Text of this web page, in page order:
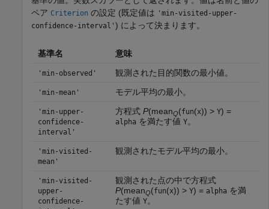
ペア Criterion の設定 (既定値は 'min-visited-upper-
confidence-interval' ) によって決まります。
基準名 意味
'min-observed' 観測された目的関数の最小値。
'min-mean' モデル平均の最小。
'min-upper-
confidence-
interval'
方程式 P(meanQ(fun(x)) > Y) =
alpha を満たす値 Y。
'min-visited-
mean'
観測されたモデル平均の最小。
'min-visited-
upper-
confidence-
観測された点の中で方程式
P(meanQ(fun(x)) > Y) = alpha を満
たす値 Y。